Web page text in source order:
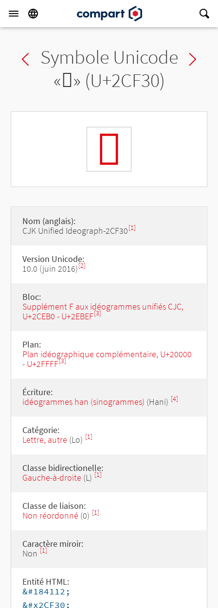
Previous char
Symbole Unicode
«𬼰» (U+2CF30)
𬼰
Nom (anglais):
CJK Unified Ideograph-2CF30[1]
Version Unicode:
10.0 (juin 2016)[2]
Bloc:
Supplément F aux idéogrammes unifiés CJC,
U+2CEB0 - U+2EBEF[3]
Plan:
Plan idéographique complémentaire, U+20000
- U+2FFFF[3]
Écriture:
idéogrammes han (sinogrammes) (Hani) [4]
Catégorie:
Lettre, autre (Lo) [1]
Classe bidirectionelle:
Gauche-à-droite (L) [1]
Classe de liaison:
Non réordonné (0) [1]
Caractère miroir:
Non [1]
Entité HTML:
&#184112;
&#x2CF30;